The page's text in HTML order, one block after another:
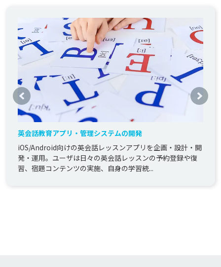
英会話教育アプリ・管理システムの開発
iOS/Android向けの英会話レッスンアプリを企画・設計・開
発・運用。ユーザは日々の英会話レッスンの予約登録や復
習、宿題コンテンツの実施、自身の学習統...